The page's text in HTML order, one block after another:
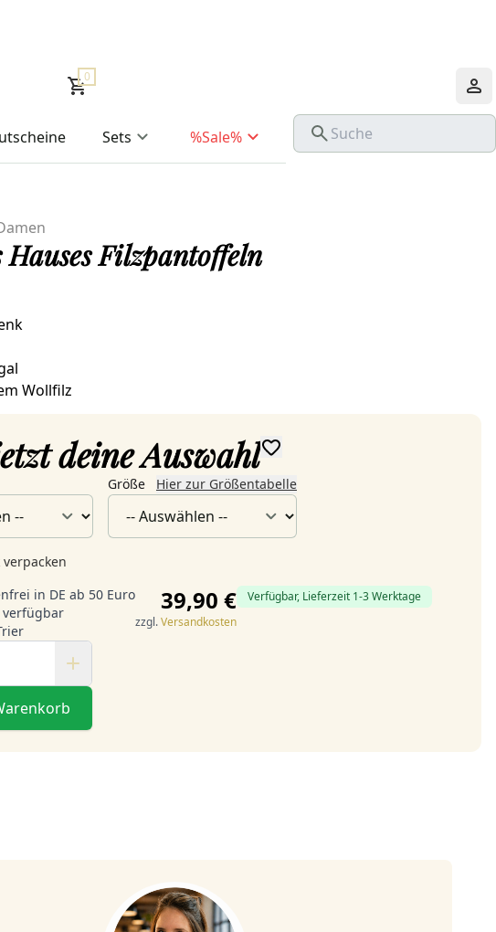
0
Sets %Sale%
Hauses Filzpantoffeln
Wollfilz
deine Auswahl
Größe Hier zur Größentabelle
verpacken
in DE ab 50 Euro
verfügbar
39,90 €
zzgl.Versandkosten
Verfügbar, Lieferzeit 1-3 Werktage